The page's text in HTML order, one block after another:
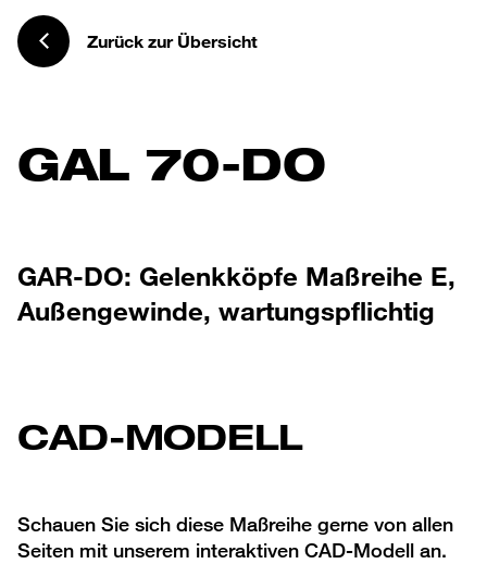
Zurück zur Übersicht
GAL 70-DO
GAR-DO: Gelenkköpfe Maßreihe E,
Außengewinde, wartungspflichtig
CAD-MODELL
Schauen Sie sich diese Maßreihe gerne von allen
Seiten mit unserem interaktiven CAD-Modell an.